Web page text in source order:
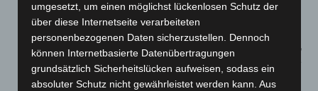
Bewusstlosigkeit oder Kreislaufkollaps können auf
einen lebensbedrohlichen Hitzschlag hinweisen.
Betroffene sollten in kühle, schattige Räume gebracht,
mit erhöhtem Oberkörper gelagert und umgehend der
Rettungsdienst über die 112 alarmiert oder ärztliche
umgesetzt, um einen möglichst lückenlosen Schutz der
über diese Internetseite verarbeiteten
personenbezogenen Daten sicherzustellen. Dennoch
können Internetbasierte Datenübertragungen
grundsätzlich Sicherheitslücken aufweisen, sodass ein
absoluter Schutz nicht gewährleistet werden kann. Aus